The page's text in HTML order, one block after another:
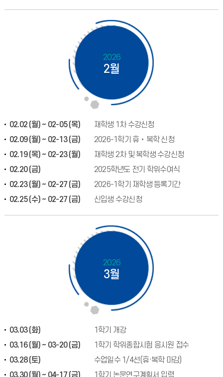
2026
2월
02.02 (월) ~ 02-05 (목)
재학생 1차 수강신청
02.09 (월) ~ 02-13 (금)
2026-1학기 휴‧복학 신청
02.19 (목) ~ 02-23 (월)
재학생 2차 및 복학생 수강신청
02.20 (금)
2025학년도 전기 학위수여식
02.23 (월) ~ 02-27 (금)
2026-1학기 재학생 등록기간
02.25 (수) ~ 02-27 (금)
신입생 수강신청
2026
3월
03.03 (화)
1학기 개강
03.16 (월) ~ 03-20 (금)
1학기 학위종합시험 응시원 접수
03.28 (토)
수업일수 1/4선(휴·복학 마감)
03.30 (월) ~ 04-17 (금)
1학기 논문연구계획서 입력